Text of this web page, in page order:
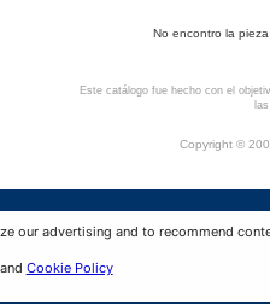
No encontro la
Este catálogo fue hecho con el
Copyright ©
our advertising and to recommend
Cookie Policy
BGL - Bertoloto &